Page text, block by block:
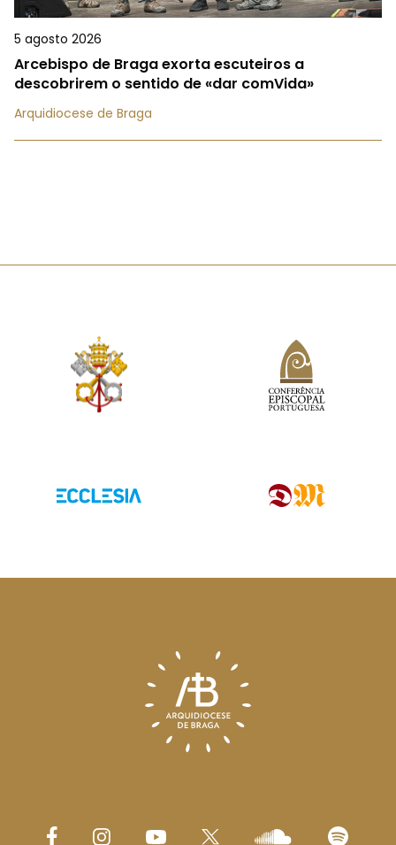
5 agosto 2026
Arcebispo de Braga exorta escuteiros a
descobrirem o sentido de «dar comVida»
Arquidiocese de Braga